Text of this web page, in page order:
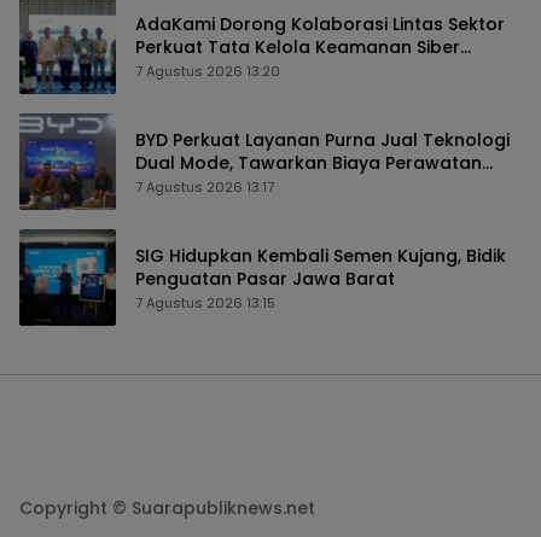
AdaKami Dorong Kolaborasi Lintas Sektor
Perkuat Tata Kelola Keamanan Siber
Berbasis AI
7 Agustus 2026 13:20
BYD Perkuat Layanan Purna Jual Teknologi
Dual Mode, Tawarkan Biaya Perawatan
Lebih Efisien
7 Agustus 2026 13:17
SIG Hidupkan Kembali Semen Kujang, Bidik
Penguatan Pasar Jawa Barat
7 Agustus 2026 13:15
Copyright © Suarapubliknews.net